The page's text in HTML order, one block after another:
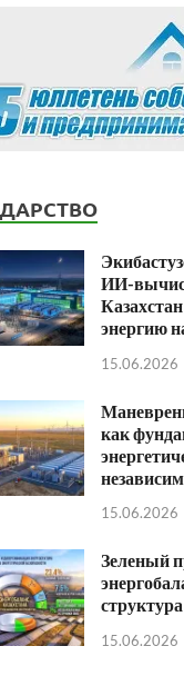
ИИ-
энергию
15.06.2026
как
15.06.2026
Зеленый
15.06.2026